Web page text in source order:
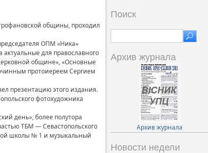
общины, проходил
ОПМ «Ника»
для православного
общине», «Основные
протоиереем Сергием
презентацию этого издания.
фотохудожника
день», более полутора
ТБМ — Севастопольского
школы № 1 и музыкальный
Поиск
Архив журнала
Архив журнала
Новости недели